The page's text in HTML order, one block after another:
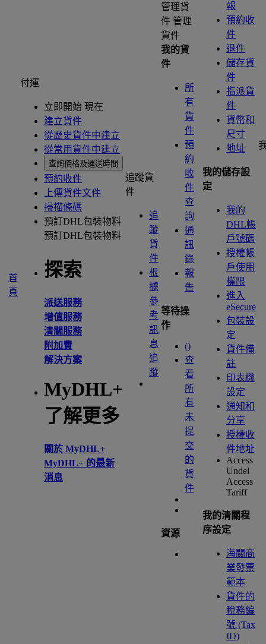
首
頁
付運
立即開始 現在
建立貨件
從歷史貨件中建立
從常用貨件中建立
查詢價格及運送時間
預約收件
上傳貨件文件
掃描條碼
預訂DHL包裝物料
預訂DHL包裝物料
探索
派送服務
增值服務
清關服務
附加費
解決方案
MyDHL+
了解更多
關於 MyDHL+
MyDHL+ 的最新
消息
追蹤貨
件
追
蹤
貨
件
根
據
參
考
訊
息
追
蹤
管理貨
件 管理
貨件
我的貨
件
所
有
貨
件
預
約
收
件
查
詢
通
訊
錄
報
告
等待操
作
()
查
看
所
有
未
提
交
的
貨
件
資源
報
預約收
件
退件
儲存貨
件
指派貨
件
貨幣和
尺寸
地址
我的儲存設
定
我的
DHL帳
戶號碼
授權帳
戶使用
權限
進入
eSecure
包裝設
定
貨件備
註
印表機
設定
通知和
分享
授權收
件地址
Access
Undel
Access
Tariff
我的清關程
序設定
海關商
業發票
範本
貨件的
稅務編
號 (Tax
ID)